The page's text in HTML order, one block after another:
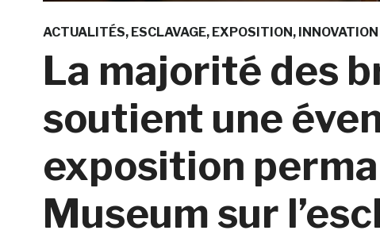
ACTUALITÉS ESCLAVAGE EXPOSITION
La majorité des
soutient une
exposition
Museum sur